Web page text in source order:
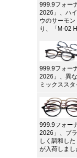
999.9フォー
2026」、ハ
ウのサーモ
り、「M-02
999.9フォー
2026」、異
ミックスス
999.9フォー
2026」、プ
しく調和し
が入荷しまし